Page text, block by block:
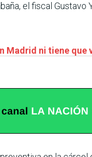
el fiscal
Madrid ni tiene